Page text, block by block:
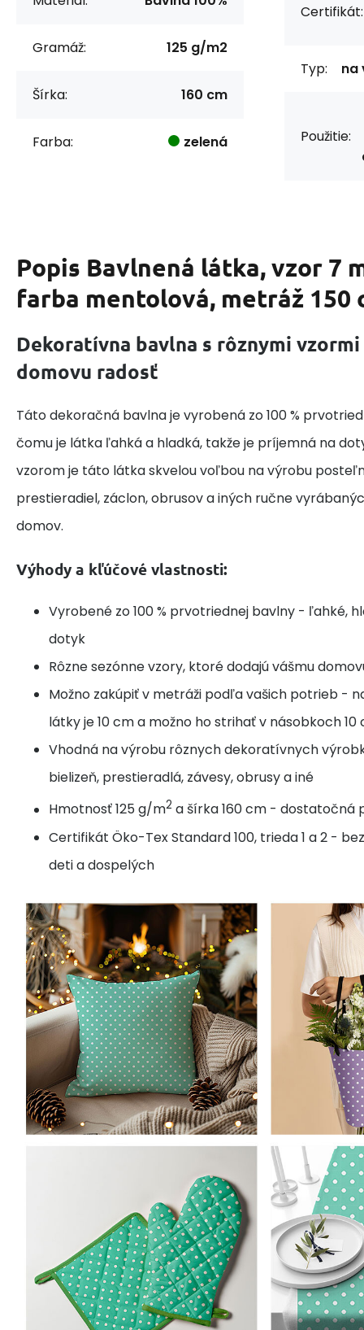
Gramáž: 125 g/m2
Šírka: 160 cm
Farba: zelená
Certifikát:
Typ: na
Použitie:
Popis Bavlnená látka, vzor 7
farba mentolová, metráž 150
Dekoratívna bavlna s rôznymi vzormi
domovu radosť
Táto dekoračná bavlna je vyrobená zo 100 %
čomu je látka ľahká a hladká, takže je príjemná na
vzorom je táto látka skvelou voľbou na výrobu
prestieradiel, záclon, obrusov a iných ručne
domov.
Výhody a kľúčové vlastnosti:
Vyrobené zo 100 % prvotriednej bavlny - ľahké,
dotyk
Rôzne sezónne vzory, ktoré dodajú vášmu
Možno zakúpiť v metráži podľa vašich potrieb -
látky je 10 cm a možno ho strihať v násobkoch 10
Vhodná na výrobu rôznych dekoratívnych
bielizeň, prestieradlá, závesy, obrusy a iné
Hmotnosť 125 g/m2 a šírka 160 cm - dostatočná
Certifikát Öko-Tex Standard 100, trieda 1 a 2 -
deti a dospelých